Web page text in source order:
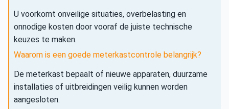
U voorkomt onveilige situaties, overbelasting en
onnodige kosten door vooraf de juiste technische
keuzes te maken.
Waarom is een goede meterkastcontrole belangrijk?
De meterkast bepaalt of nieuwe apparaten, duurzame
installaties of uitbreidingen veilig kunnen worden
aangesloten.